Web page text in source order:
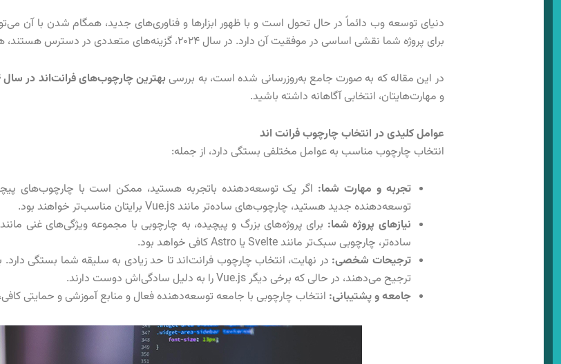
دنیای توسعه وب دائماً در حال تحول است و با ظهور ابزارها و فناوری‌های جدید، همگام شدن با آن
برای پروژه شما نقشی اساسی در موفقیت آن دارد. در سال ۲۰۲۴، گزینه‌های متعددی در دسترس هستند، هر کدام با نقاط قوت و ضعف خود.
در این مقاله که به صورت جامع به‌روزرسانی شده است، به بررسی بهترین چارچوب‌های فرانت‌اند در سال ۲۰۲۴
و مهارت‌هایتان، انتخابی آگاهانه داشته باشید.
عوامل کلیدی در انتخاب چارچوب فرانت‌ اند
انتخاب چارچوب مناسب به عوامل مختلفی بستگی دارد، از جمله:
تجربه و مهارت شما: اگر یک توسعه‌دهنده باتجربه هستید، ممکن است با چارچوب‌های
توسعه‌دهنده جدید هستید، چارچوب‌های ساده‌تر مانند Vue.js برایتان مناسب‌تر خواهند بود.
نیازهای پروژه شما:
ساده‌تر، چارچوبی سبک‌تر مانند Svelte یا Astro کافی خواهد بود.
ترجیحات شخصی:
ترجیح می‌دهند، در حالی که برخی دیگر Vue.js را به دلیل سادگی‌اش دوست دارند.
جامعه و پشتیبانی: انتخاب چارچوبی با جامعه توسعه‌دهنده فعال و منابع آموزشی و حمایتی